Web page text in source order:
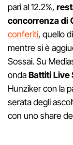
pari al 12.2%,
concorrenza di
conferiti, quello
mentre si è
Sossai. Su
ondaBattiti Live
Hunziker con la
serata degli
con uno share